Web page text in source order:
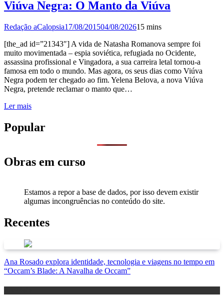
Viúva Negra: O Manto da Viúva
Redação aCalopsia17/08/201504/08/20261 5 mins
[the_ad id=”21343″] A vida de Natasha Romanova sempre foi
muito movimentada – espia soviética, refugiada no Ocidente,
assassina profissional e Vingadora, a sua carreira letal tornou-a
famosa em todo o mundo. Mas agora, os seus dias como Viúva
Negra podem ter chegado ao fim. Yelena Belova, a nova Viúva
Negra, pretende reclamar o manto que…
Ler mais
Popular
Obras em curso
Estamos a repor a base de dados, por isso devem existir
algumas incongruências no conteúdo do site.
Recentes
Ana Rosado explora identidade, tecnologia e viagens no tempo em
“Occam’s Blade: A Navalha de Occam”